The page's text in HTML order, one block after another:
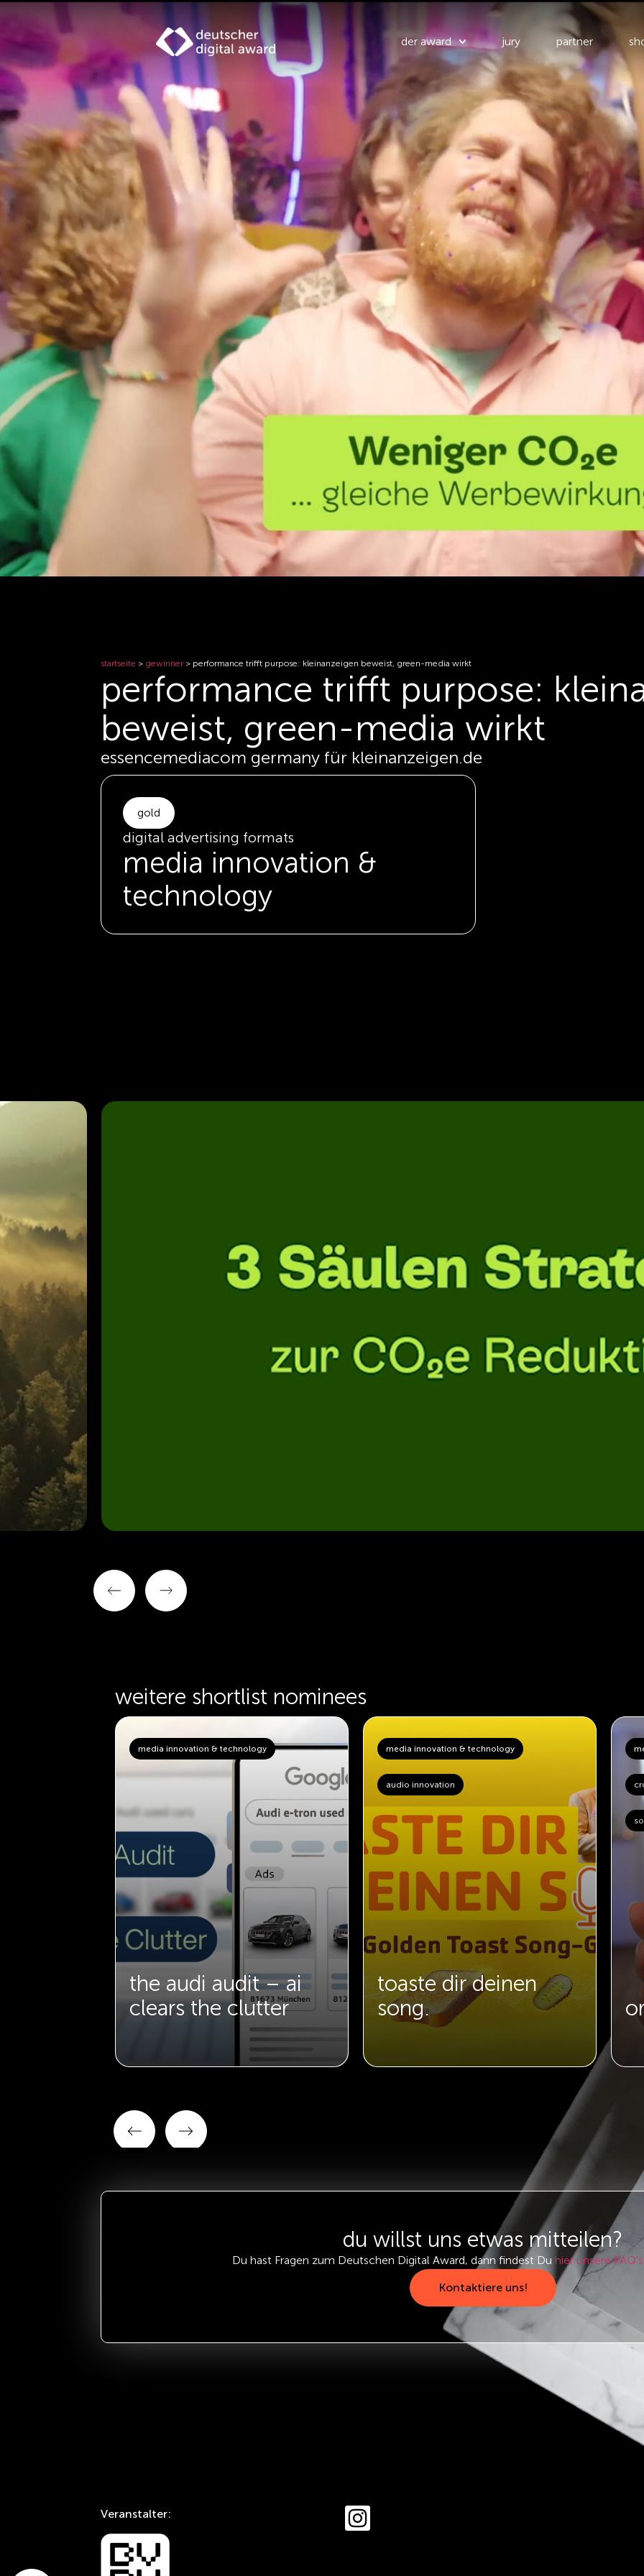
der award jury partner
startseite > gewinner> performance trifft purpose: kleinanzeigen beweist, green-media wirkt
performance trifft purpose:
beweist, green-media wirkt
essencemediacom germany für kleinanzeigen.de
gold
digital advertising formats
media innovation &
technology
weitere shortlist nominees
media innovation & technology
the audi audit – ai
clears the clutter
media innovation & technology
audio innovation
toaste dir deinen
song.
du willst uns etwas mitteilen?
Du hast Fragen zum Deutschen Digital Award, dann findest Du hier unsere FAQ’s
Kontaktiere uns!
Veranstalter: